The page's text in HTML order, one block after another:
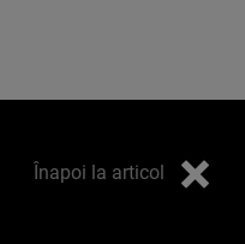
Înapoi la articol